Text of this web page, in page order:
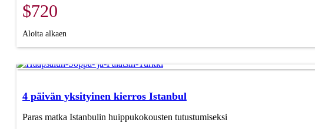
$720
Aloita alkaen
4 päivän yksityinen kierros Istanbul
Paras matka Istanbulin huippukokousten tutustumiseksi